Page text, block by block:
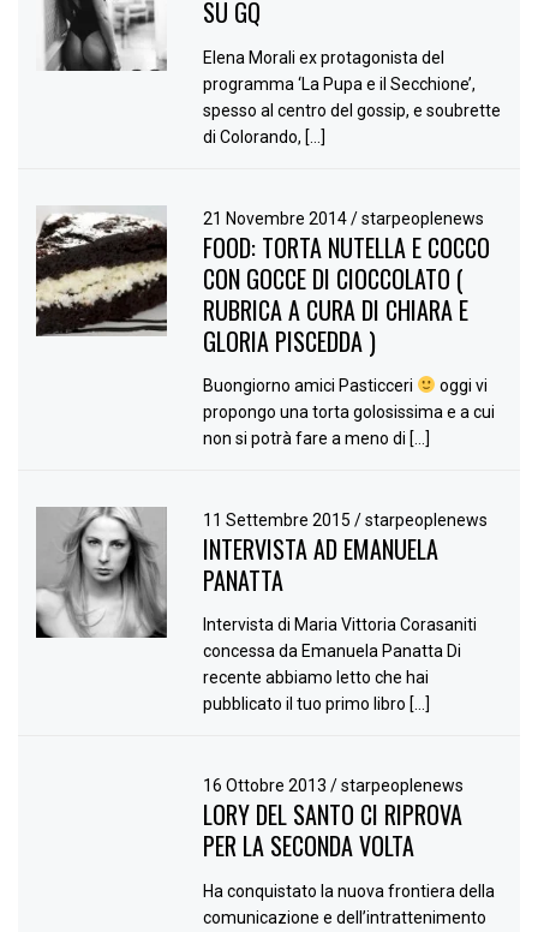
SU GQ
Elena Morali ex protagonista del
programma ‘La Pupa e il Secchione’,
spesso al centro del gossip, e soubrette
di Colorando, […]
21 Novembre 2014/ starpeoplenews
FOOD: TORTA NUTELLA E COCCO
CON GOCCE DI CIOCCOLATO (
RUBRICA A CURA DI CHIARA E
GLORIA PISCEDDA )
Buongiorno amici Pasticceri
oggi vi
propongo una torta golosissima e a cui
non si potrà fare a meno di […]
11 Settembre 2015/ starpeoplenews
INTERVISTA AD EMANUELA
PANATTA
Intervista di Maria Vittoria Corasaniti
concessa da Emanuela Panatta Di
recente abbiamo letto che hai
pubblicato il tuo primo libro […]
16 Ottobre 2013/ starpeoplenews
LORY DEL SANTO CI RIPROVA
PER LA SECONDA VOLTA
Ha conquistato la nuova frontiera della
comunicazione e dell’intrattenimento